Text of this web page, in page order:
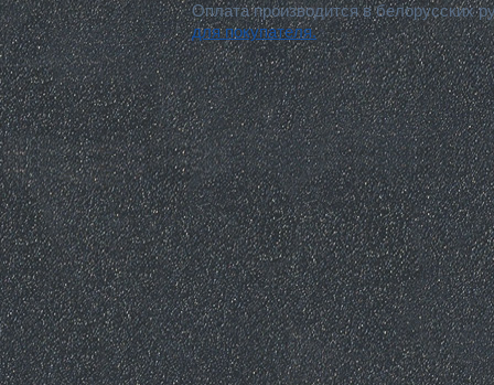
Оплата производится в белорусских
для покупателя.